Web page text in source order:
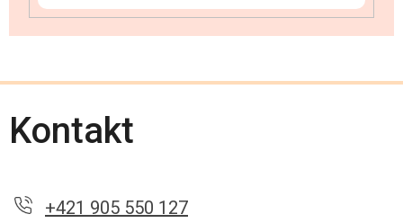
Kontakt
+421 905 550 127